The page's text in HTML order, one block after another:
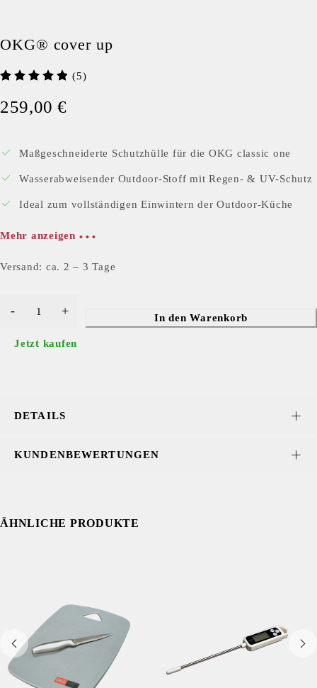
OKG® cover up
(5)
Maßgeschneiderte Schutzhülle für die OKG classic one
Wasserabweisender Outdoor-Stoff mit Regen- & UV-Schutz
Ideal zum vollständigen Einwintern der Outdoor-Küche
Mehr anzeigen
Versand: ca. 2 – 3 Tage
259,00€
In den Warenkorb
Jetzt kaufen
DETAILS
KUNDENBEWERTUNGEN
ÄHNLICHE PRODUKTE